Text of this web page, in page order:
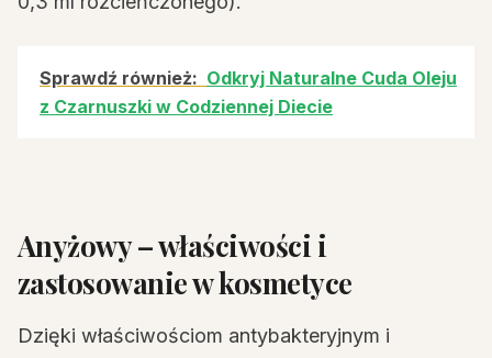
Sprawdź również: Odkryj Naturalne Cuda Oleju
z Czarnuszki w Codziennej Diecie
Anyżowy – właściwości i
zastosowanie w kosmetyce
Dzięki właściwościom antybakteryjnym i